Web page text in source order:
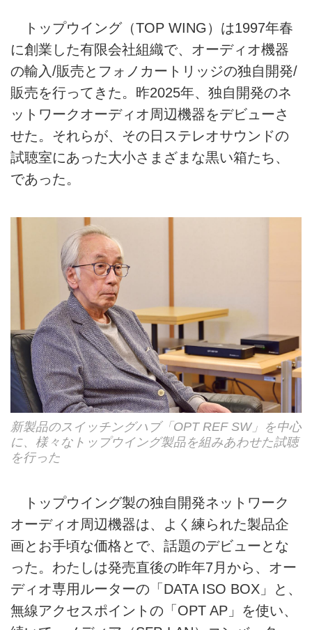
トップウイング（TOP WING）は1997年春
に創業した有限会社組織で、オーディオ機器
の輸入/販売とフォノカートリッジの独自開発/
販売を行ってきた。昨2025年、独自開発のネ
ットワークオーディオ周辺機器をデビューさ
せた。それらが、その日ステレオサウンドの
試聴室にあった大小さまざまな黒い箱たち、
であった。
新製品のスイッチングハブ「OPT REF SW」を中心
に、様々なトップウイング製品を組みあわせた試聴
を行った
トップウイング製の独自開発ネットワーク
オーディオ周辺機器は、よく練られた製品企
画とお手頃な価格とで、話題のデビューとな
った。わたしは発売直後の昨年7月から、オー
ディオ専用ルーターの「DATA ISO BOX」と、
無線アクセスポイントの「OPT AP」を使い、